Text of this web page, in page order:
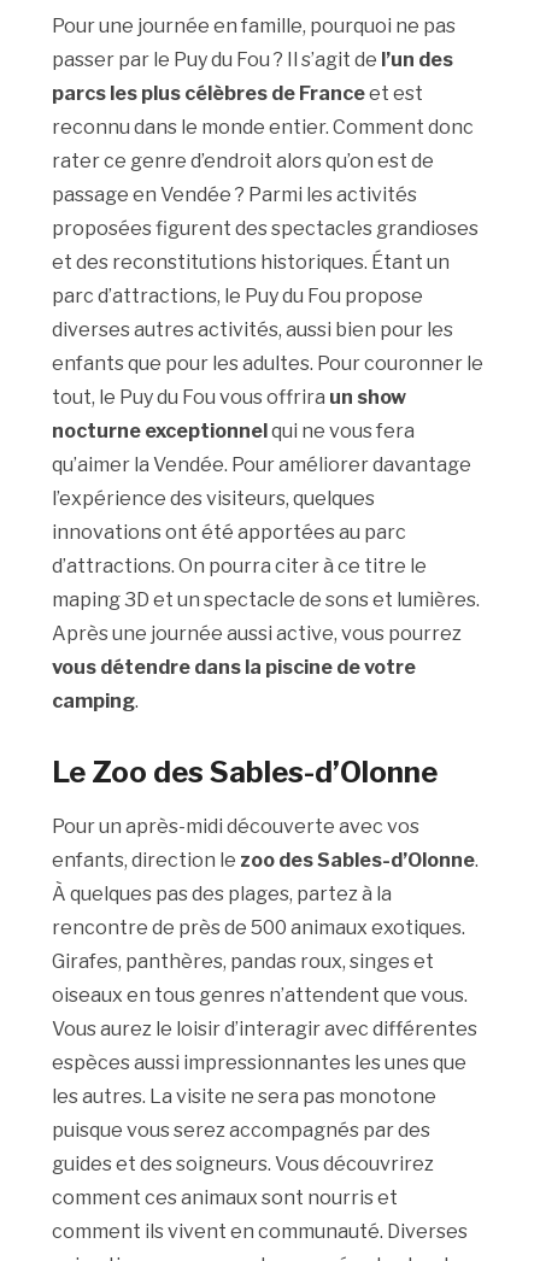
Pour une journée en famille, pourquoi ne pas
passer par le Puy du Fou ? Il s’agit de l’un des
parcs les plus célèbres de Franceet est
reconnu dans le monde entier. Comment donc
rater ce genre d’endroit alors qu’on est de
passage en Vendée ? Parmi les activités
proposées figurent des spectacles grandioses
et des reconstitutions historiques. Étant un
parc d’attractions, le Puy du Fou propose
diverses autres activités, aussi bien pour les
enfants que pour les adultes. Pour couronner le
tout, le Puy du Fou vous offrira un show
nocturne exceptionnelqui ne vous fera
qu’aimer la Vendée. Pour améliorer davantage
l’expérience des visiteurs, quelques
innovations ont été apportées au parc
d’attractions. On pourra citer à ce titre le
maping 3D et un spectacle de sons et lumières.
Après une journée aussi active, vous pourrez
vous détendre dans la piscine de votre
camping.
Le Zoo des Sables-d’Olonne
Pour un après-midi découverte avec vos
enfants, direction le zoo des Sables-d’Olonne.
À quelques pas des plages, partez à la
rencontre de près de 500 animaux exotiques.
Girafes, panthères, pandas roux, singes et
oiseaux en tous genres n’attendent que vous.
Vous aurez le loisir d’interagir avec différentes
espèces aussi impressionnantes les unes que
les autres. La visite ne sera pas monotone
puisque vous serez accompagnés par des
guides et des soigneurs. Vous découvrirez
comment ces animaux sont nourris et
comment ils vivent en communauté. Diverses